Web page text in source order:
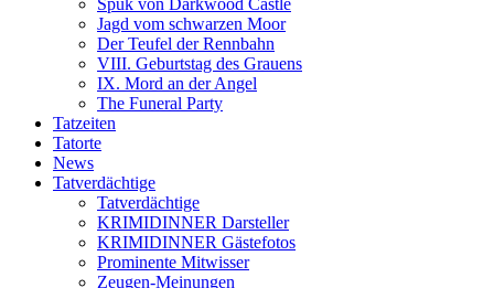
Spuk von Darkwood Castle
Jagd vom schwarzen Moor
Der Teufel der Rennbahn
VIII. Geburtstag des Grauens
IX. Mord an der Angel
The Funeral Party
Tatzeiten
Tatorte
News
Tatverdächtige
Tatverdächtige
KRIMIDINNER Darsteller
KRIMIDINNER Gästefotos
Prominente Mitwisser
Zeugen-Meinungen